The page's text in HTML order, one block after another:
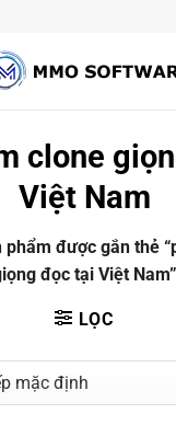
clone
Việt Nam
phẩm được gắn thẻ
đọc tại Việt Nam”
LỌC